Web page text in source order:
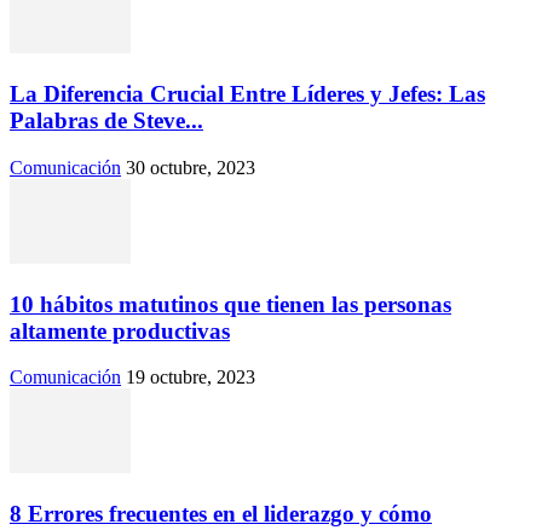
La Diferencia Crucial Entre Líderes y Jefes: Las
Palabras de Steve...
Comunicación 30 octubre, 2023
10 hábitos matutinos que tienen las personas
altamente productivas
Comunicación 19 octubre, 2023
8 Errores frecuentes en el liderazgo y cómo